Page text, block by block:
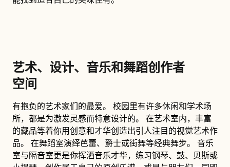
艺术、设计、音乐和舞蹈创作者
空间
有抱负的艺术家们的最爱。 校园里有许多休闲和学术场
所，都是为激发灵感而特意设计的。 在艺术室内，丰富
的藏品等着你用创意和才华创造出引人注目的视觉艺术作
品。 在舞蹈室演绎芭蕾、爵士或街舞等经典舞步。 音乐
室与隔音室更是你挥洒音乐才华，练习钢琴、鼓、贝斯或